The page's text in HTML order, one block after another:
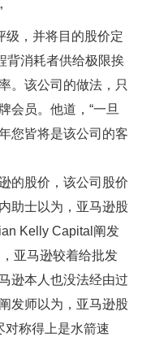
级，并将目的股价定
背消耗者供给极限挨
。该公司的做法，只
会员。他道，“一旦
您皆将是该公司的客
的股价，该公司股价
助士以为，亚马逊股
Kelly Capital阐发
亚马逊较着给批发
逊本人也没法经由过
发师以为，亚马逊股
对称得上是水箭速